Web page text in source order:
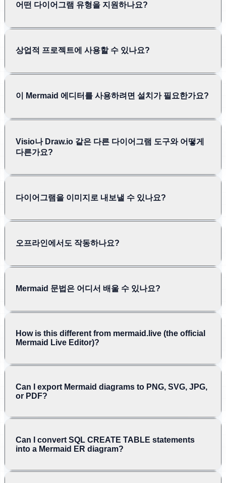
어떤 다이어그램 유형을 지원하나요?
상업적 프로젝트에 사용할 수 있나요?
이 Mermaid 에디터를 사용하려면 설치가 필요한가요?
Visio나 Draw.io 같은 다른 다이어그램 도구와 어떻게
다른가요?
다이어그램을 이미지로 내보낼 수 있나요?
오프라인에서도 작동하나요?
Mermaid 문법은 어디서 배울 수 있나요?
How is this different from mermaid.live (the official
Mermaid Live Editor)?
Can I export Mermaid diagrams to PNG, SVG, JPG,
or PDF?
Can I convert SQL CREATE TABLE statements
into a Mermaid ER diagram?